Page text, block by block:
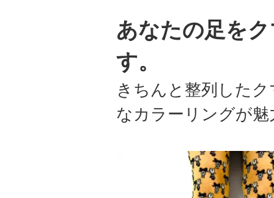
あなたの足を
す。
きちんと整列した
なカラーリングが